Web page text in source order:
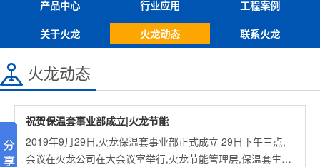
产品中心 行业应用
工程案例
关于火龙
火龙动态 联系火龙
火龙动态
祝贺保温套事业部成立|火龙节能
2019年9月29日,火龙保温套事业部正式成立 29日下午三点,
会议在火龙公司在大会议室举行,火龙节能管理层,保温套生产